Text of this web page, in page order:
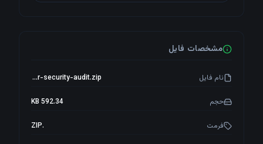
مشخصات فایل
نام فایل docker-security-audit.zip
حجم 592.34 KB
فرمت .ZIP